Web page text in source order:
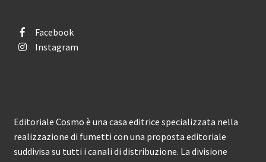
Facebook
Instagram
Editoriale Cosmo è una casa editrice specializzata nella
realizzazione di fumetti con una proposta editoriale
suddivisa su tutti i canali di distribuzione. La divisione